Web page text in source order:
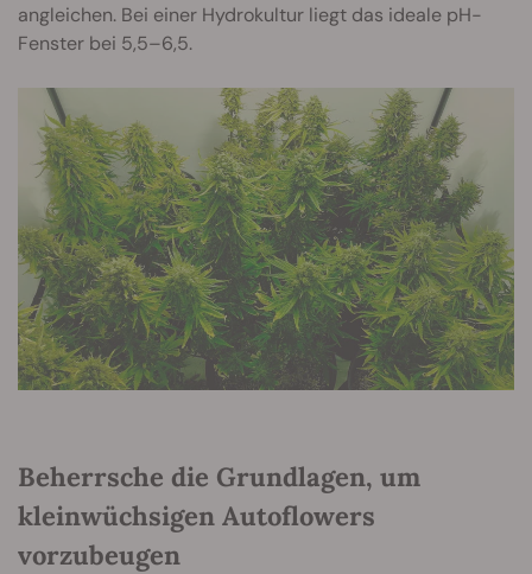
angleichen. Bei einer Hydrokultur liegt das ideale pH-
Fenster bei 5,5–6,5.
Beherrsche die Grundlagen, um
kleinwüchsigen Autoflowers
vorzubeugen